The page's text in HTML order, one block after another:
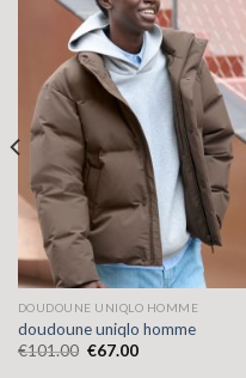
DOUDOUNE UNIQLO HOMME
doudoune uniqlo homme
€101.00 €67.00